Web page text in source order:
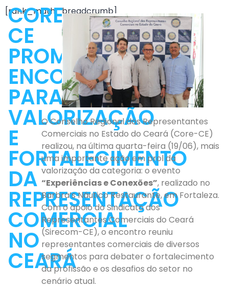
[rank_math_breadcrumb]
CORE-
CE
PROMOVE
ENCONTRO
PARA
VALORIZAÇÃO
E
FORTALECIMENTO
DA
REPRESENTAÇÃO
COMERCIAL
NO
CEARÁ
O Conselho Regional dos Representantes
Comerciais no Estado do Ceará (Core-CE)
realizou, na última quarta-feira (19/06), mais
uma importante ação em prol da
valorização da categoria: o evento
“Experiências e Conexões”, realizado no
Barbra’s Náutico Restaurante, em Fortaleza.
Com o apoio do Sindicato dos
Representantes Comerciais do Ceará
(Sirecom-CE), o encontro reuniu
representantes comerciais de diversos
segmentos para debater o fortalecimento
da profissão e os desafios do setor no
cenário atual.